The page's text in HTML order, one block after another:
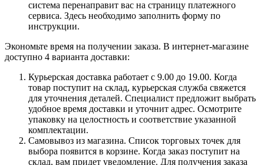
система перенаправит вас на страницу платежного
сервиса. Здесь необходимо заполнить форму по
инструкции.
Экономьте время на получении заказа. В интернет-магазине
доступно 4 варианта доставки:
Курьерская доставка работает с 9.00 до 19.00. Когда
товар поступит на склад, курьерская служба свяжется
для уточнения деталей. Специалист предложит выбрать
удобное время доставки и уточнит адрес. Осмотрите
упаковку на целостность и соответствие указанной
комплектации.
Самовывоз из магазина. Список торговых точек для
выбора появится в корзине. Когда заказ поступит на
склад, вам придет уведомление. Для получения заказа